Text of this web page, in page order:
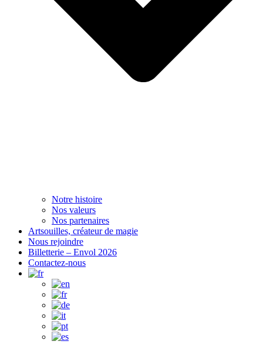
Notre histoire
Nos valeurs
Nos partenaires
Artsouilles, créateur de magie
Nous rejoindre
Billetterie – Envol 2026
Contactez-nous